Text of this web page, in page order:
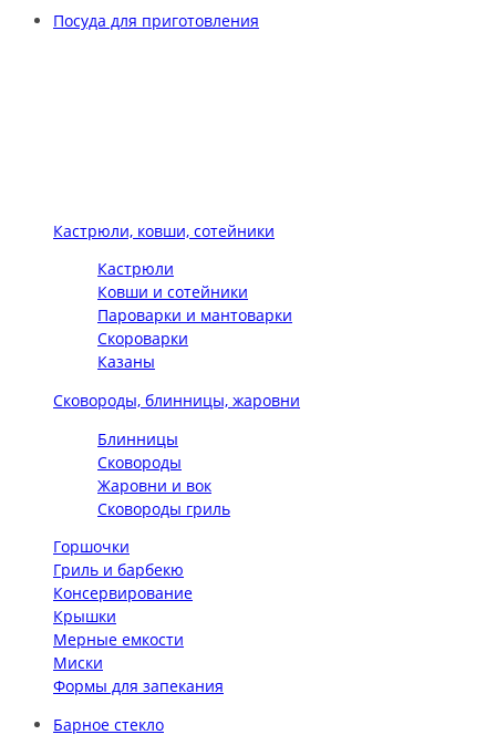
Посуда для приготовления
Кастрюли, ковши, сотейники
Кастрюли
Ковши и сотейники
Пароварки и мантоварки
Скороварки
Казаны
Сковороды, блинницы, жаровни
Блинницы
Сковороды
Жаровни и вок
Сковороды гриль
Горшочки
Гриль и барбекю
Консервирование
Крышки
Мерные емкости
Миски
Формы для запекания
Барное стекло